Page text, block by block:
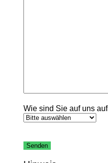
Wie sind Sie auf uns
lasse